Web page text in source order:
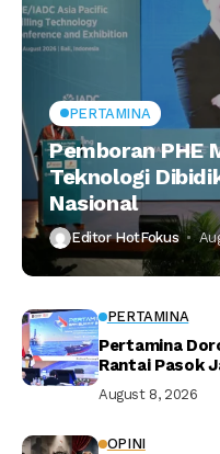
PERTAMINA
Pemboran PHE
Teknologi
Nasional
Editor HotFokus
PERTAMINA
Pertamina
Rantai Pasok
August 8, 2026
OPINI